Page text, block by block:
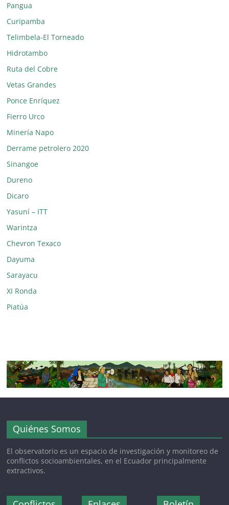
Pangua
Curipamba
Telimbela-El Torneado
Hidrotambo
Ruta del Cobre
Vetas Grandes
Ponce Enríquez
Fierro Urco
Minería Napo
Derrame petrolero 2020
Sinangoe
Dureno
Dicaro
Yasuní – ITT
Warintza
Chevron Texaco
Dayuma
Sarayacu
XI Ronda
Piatúa
Quiénes Somos
El observatorio es un espacio de investigación y monitoreo de
conflictos socioambientales, en el Ecuador principalmente
extractivos.